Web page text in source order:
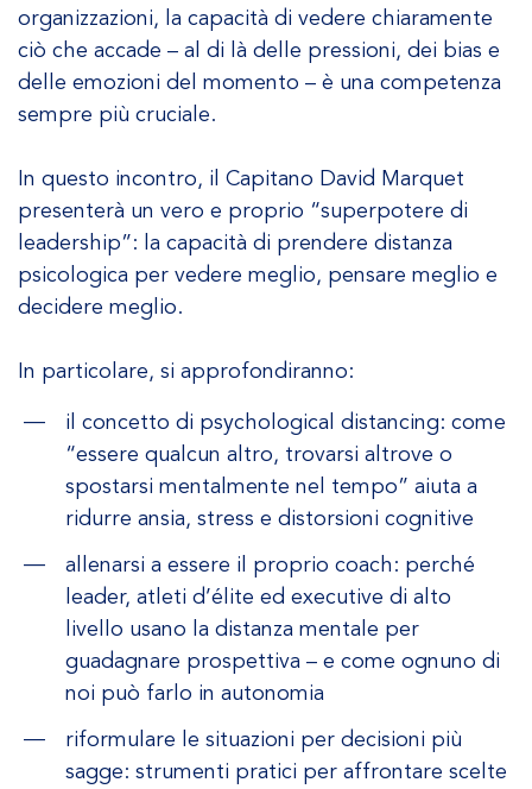
organizzazioni, la capacità di vedere chiaramente
ciò che accade – al di là delle pressioni, dei bias e
delle emozioni del momento – è una competenza
sempre più cruciale.
In questo incontro, il Capitano David Marquet
presenterà un vero e proprio “superpotere di
leadership”: la capacità di prendere distanza
psicologica per vedere meglio, pensare meglio e
decidere meglio.
In particolare, si approfondiranno:
il concetto di psychological distancing: come
“essere qualcun altro, trovarsi altrove o
spostarsi mentalmente nel tempo” aiuta a
ridurre ansia, stress e distorsioni cognitive
allenarsi a essere il proprio coach: perché
leader, atleti d’élite ed executive di alto
livello usano la distanza mentale per
guadagnare prospettiva – e come ognuno di
noi può farlo in autonomia
riformulare le situazioni per decisioni più
sagge: strumenti pratici per affrontare scelte